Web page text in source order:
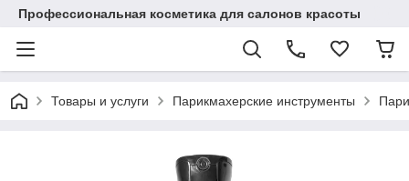
Профессиональная косметика для салонов красоты
Товары и услуги Парикмахерские инструменты